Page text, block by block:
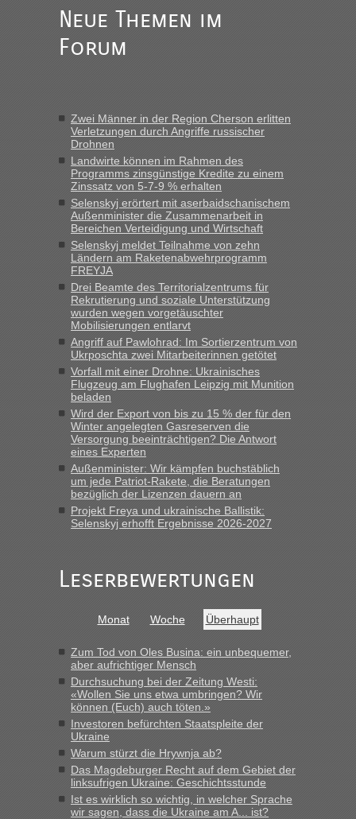
fast 11 Milliarden aufgedeckt
„Am besten wäre natürlich, wenn die Frau mit dabei ist.
Alleinreisende Männer stehen schließlich immer unter
Milliarden aufgedeckt
„Kein Zoll. Du musst an sich nur sagen dass das privat ist
und du nicht damit handeln willst. So lange das nicht
Originalverpackt ist und ersichlich das nicht neu sollte es
keine Probleme geben“
Recht, Visa und Dokumente • Deklaration
gebrauchter Kleidung beim Zoll
„Hallo Leute, ich weiß nicht, ob ich hier richtig bin mit meiner
Anfrage. Ich möchte 4 Umzugskartons mit gebrauchter
Straßen Kleidung bei der Einreise in die Ukraine
mitnehmen. Es ist gebrauchte Kleidung...“
Berichte und Reisetipps • Re: An welchem
Grenzübergang zwischen Polen und der Ukraine geht es am
schnellsten?
„Wir sind mit unserem Wohnmobil, wie geplant am Montag
15.6. in Krakovets rüber. Sehr zeitig los gegen 5 Uhr in der
Früh. Mit sehr sehr wenig Verkehr, super bis zur Grenze. Nur
8 PKW vor der Schranke....“
inBerichte und Reisetipps • Re: An welchem
Grenzübergang zwischen Polen und der Ukraine geht es am
schnellsten?
„Gestern 6 Stunden warten vor der Grenze Richtung Polen
Bernd D-UAinBerichte und Reisetipps • Re: An welchem
„Bin am Montag 15.6.26 um 8 Uhr in Urgyniw ausgereist,
das erste Mal an einem Montagmorgen ca. 15 Fahrzeuge
vor mir, bin sonst der Erste oder Zweite, egal, nach ca 20
Minuten wurde dann die nächste Welle...“
Berichte und Reisetipps • Re: An welchem
Grenzübergang zwischen Polen und der Ukraine geht es am
schnellsten?
„Derzeit, ist es überall sehr voll an den Grenzen Ukraine/
Polen. Zb. Krakovets 100 PKW ca. 10 h Wartezeit. Wollen
Montag rüber, versuchen es sehr früh.“
Neue Themen im
Forum
Zwei Männer in der Region Cherson erlitten
Verletzungen durch Angriffe russischer
Drohnen
Landwirte können im Rahmen des
Programms zinsgünstige Kredite zu einem
Zinssatz von 5-7-9 % erhalten
Selenskyj erörtert mit aserbaidschanischem
Außenminister die Zusammenarbeit in
Bereichen Verteidigung und Wirtschaft
Selenskyj meldet Teilnahme von zehn
Ländern am Raketenabwehrprogramm
FREYJA
Drei Beamte des Territorialzentrums für
Rekrutierung und soziale Unterstützung
wurden wegen vorgetäuschter
Mobilisierungen entlarvt
Angriff auf Pawlohrad: Im Sortierzentrum von
Ukrposchta zwei Mitarbeiterinnen getötet
Vorfall mit einer Drohne: Ukrainisches
Flugzeug am Flughafen Leipzig mit Munition
beladen
Wird der Export von bis zu 15 % der für den
Winter angelegten Gasreserven die
Versorgung beeinträchtigen? Die Antwort
eines Experten
Außenminister: Wir kämpfen buchstäblich
um jede Patriot-Rakete, die Beratungen
bezüglich der Lizenzen dauern an
Projekt Freya und ukrainische Ballistik:
Selenskyj erhofft Ergebnisse 2026-2027
Leserbewertungen
Monat Woche Überhaupt
Zum Tod von Oles Busina: ein unbequemer,
aber aufrichtiger Mensch
Durchsuchung bei der Zeitung Westi:
«Wollen Sie uns etwa umbringen? Wir
können (Euch) auch töten.»
Investoren befürchten Staatspleite der
Ukraine
Warum stürzt die Hrywnja ab?
Das Magdeburger Recht auf dem Gebiet der
linksufrigen Ukraine: Geschichtsstunde
Ist es wirklich so wichtig, in welcher Sprache
wir sagen, dass die Ukraine am A... ist?